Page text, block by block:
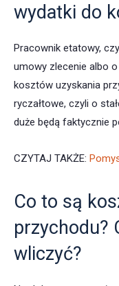
wydatki do
Pracownik etatowy,
umowy zlecenie albo
kosztów uzyskania
ryczałtowe, czyli o
duże będą faktycznie
CZYTAJ TAKŻE:
Co to są
przychodu?
wliczyć?